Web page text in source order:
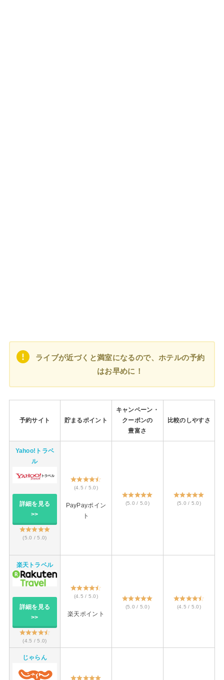
ライブが近づくと満室になるので、ホテルの予約
はお早めに！
予約サイト 貯まるポイント
キャンペーン・
クーポンの
豊富さ
比較のしやすさ
Yahoo!トラベ
ル
詳細を見る
>>
(5.0 / 5.0)
(4.5 / 5.0)
PayPayポイン
ト
(5.0 / 5.0) (5.0 / 5.0)
楽天トラベル
詳細を見る
>>
(4.5 / 5.0)
(4.5 / 5.0)
楽天ポイント
(5.0 / 5.0) (4.5 / 5.0)
じゃらん